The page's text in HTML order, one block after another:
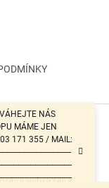
NÁS
MÁME JEN
171 355 / MAIL:
vyhrazena.